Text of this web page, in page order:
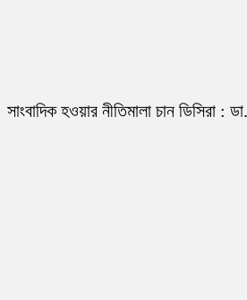
সাংবাদিক হওয়ার নীতিমালা চান ডিসিরা :